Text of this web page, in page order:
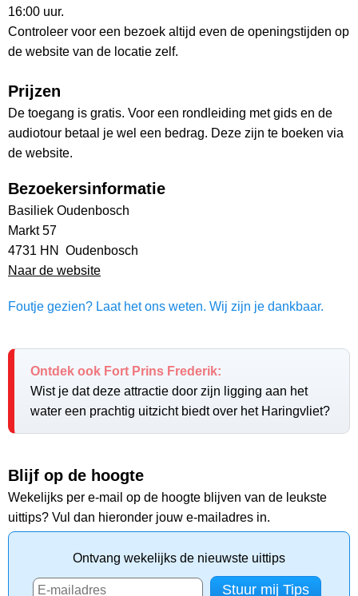
16:00 uur.
Controleer voor een bezoek altijd even de openingstijden op
de website van de locatie zelf.
Prijzen
De toegang is gratis. Voor een rondleiding met gids en de
audiotour betaal je wel een bedrag. Deze zijn te boeken via
de website.
Bezoekersinformatie
Basiliek Oudenbosch
Markt 57
4731 HN Oudenbosch
Naar de website
Foutje gezien? Laat het ons weten. Wij zijn je dankbaar.
Ontdek ook Fort Prins Frederik:
Wist je dat deze attractie door zijn ligging aan het
water een prachtig uitzicht biedt over het Haringvliet?
Blijf op de hoogte
Wekelijks per e-mail op de hoogte blijven van de leukste
uittips? Vul dan hieronder jouw e-mailadres in.
Ontvang wekelijks de nieuwste uittips